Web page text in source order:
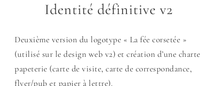
Identité définitive v2
Deuxième version du logotype « La fée corsetée »
(utilisé sur le design web v2) et création d’une charte
papeterie (carte de visite, carte de correspondance,
flyer/pub et papier à lettre).